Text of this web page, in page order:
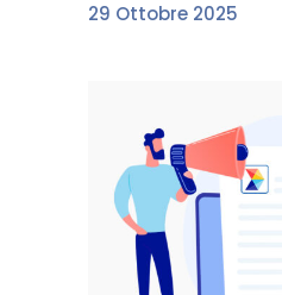
29 Ottobre 2025